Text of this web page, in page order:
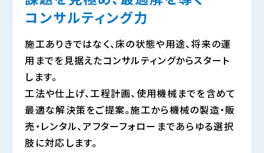
コンサルティング力
施工ありきではなく、床の状態や用途、将来の運
用までを見据えたコンサルティングからスタート
します。
工法や仕上げ、工程計画、使用機械までを含めて
最適な解決策をご提案。施工から機械の製造・販
売・レンタル、アフターフォローまであらゆる選択
肢に対応します。